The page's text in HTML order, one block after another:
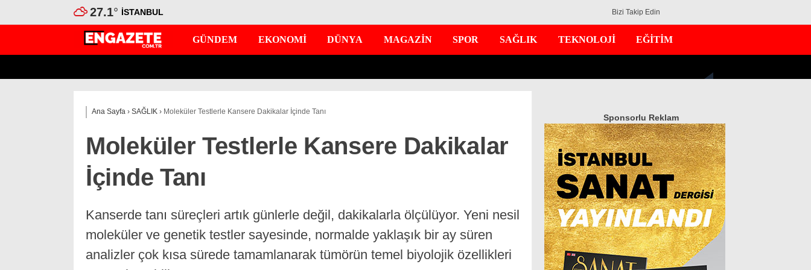
GÜNDEM
EKONOMİ
DÜNYA
27.1° İSTANBUL Bizi Takip Edin
GÜNDEM EKONOMİ DÜNYA MAGAZİN SPOR SAĞLIK TEKNOLOJİ EĞİTİM
Ana Sayfa › SAĞLIK › Moleküler Testlerle Kansere Dakikalar İçinde Tanı
Moleküler Testlerle Kansere Dakikalar
İçinde Tanı
Kanserde tanı süreçleri artık günlerle değil, dakikalarla ölçülüyor. Yeni nesil
moleküler ve genetik testler sayesinde, normalde yaklaşık bir ay süren
analizler çok kısa sürede tamamlanarak tümörün temel biyolojik özellikleri
Sponsorlu Reklam